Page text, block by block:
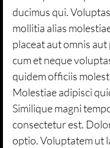
ducimus qui.
mollitia alias
placeat aut omnis
cum et neque
quidem officiis
Molestiae adipisci
Similique magni
consectetur est.
optio. Voluptatem ut